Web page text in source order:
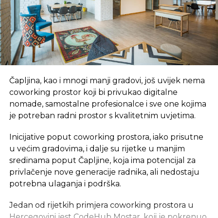
“Fakulteti naši, elektrotehnika i drugi privatni
koji obrazuju mlade u ovom sektoru, ne mogu
da izbace dovoljno ljudi koliko firme potražuju,
tako da ko god se odluči da se bavi ovim
zaista velika“, kaže Nermin Šehić, iOS developer.
BiH ima veliki potencijal i kvalitetan kadar, kao i
brojne druge prednosti koje je mogu pozicionirati
“U BiH je prilično dobra perspektiva kada
gledamo sa strane outsorcinga, i kada se
poredimo sa nekim vodećim državama poput
Indije iz prostog razloga jer imamo jako dobru
lakše je komunicirati sa klijentima. Imamo vrlo
Čapljina, kao i mnogi manji gradovi, još uvijek nema
coworking prostor koji bi privukao digitalne
nomade, samostalne profesionalce i sve one kojima
je potreban radni prostor s kvalitetnim uvjetima.
Inicijative poput coworking prostora, iako prisutne
u većim gradovima, i dalje su rijetke u manjim
sredinama poput Čapljine, koja ima potencijal za
privlačenje nove generacije radnika, ali nedostaju
potrebna ulaganja i podrška.
Jedan od rijetkih primjera coworking prostora u